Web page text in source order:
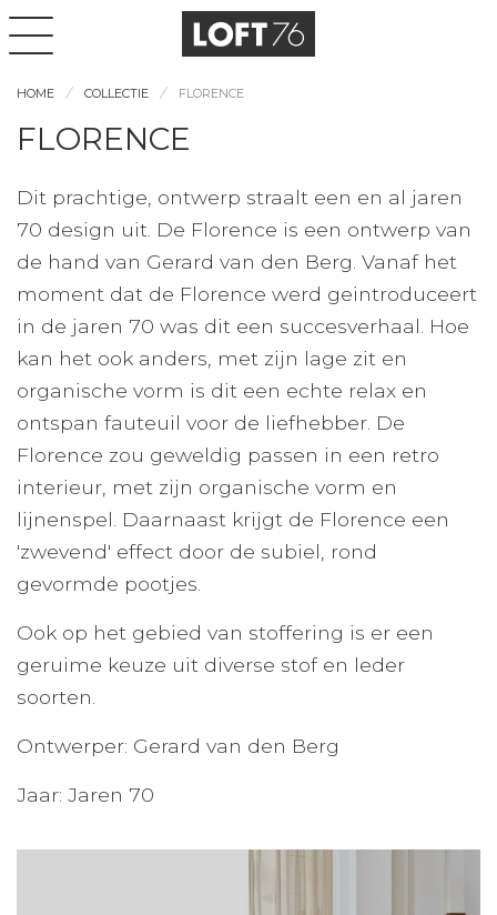
HOME COLLECTIE FLORENCE
FLORENCE
Dit prachtige, ontwerp straalt een en al jaren
70 design uit. De Florence is een ontwerp van
de hand van Gerard van den Berg. Vanaf het
moment dat de Florence werd geintroduceert
in de jaren 70 was dit een succesverhaal. Hoe
kan het ook anders, met zijn lage zit en
organische vorm is dit een echte relax en
ontspan fauteuil voor de liefhebber. De
Florence zou geweldig passen in een retro
interieur, met zijn organische vorm en
lijnenspel. Daarnaast krijgt de Florence een
'zwevend' effect door de subiel, rond
gevormde pootjes.
Ook op het gebied van stoffering is er een
geruime keuze uit diverse stof en leder
soorten.
Ontwerper: Gerard van den Berg
Jaar: Jaren 70